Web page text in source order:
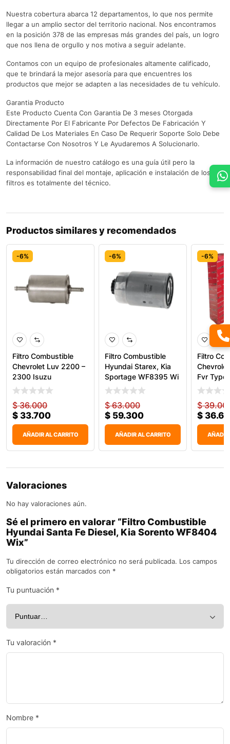
Nuestra cobertura abarca 12 departamentos, lo que nos permite
llegar a un amplio sector del territorio nacional. Nos encontramos
en la posición 378 de las empresas más grandes del país, un logro
que nos llena de orgullo y nos motiva a seguir adelante.
Contamos con un equipo de profesionales altamente calificado,
que te brindará la mejor asesoría para que encuentres los
productos que mejor se adapten a las necesidades de tu vehículo.
Garantia Producto
Este Producto Cuenta Con Garantia De 3 meses Otorgada
Directamente Por El Fabricante Por Defectos De Fabricación Y
Calidad De Los Materiales En Caso De Requerir Soporte Solo Debe
Contactarse Con Nosotros Y Le Ayudaremos A Solucionarlo.
La información de nuestro catálogo es una guía útil pero la
responsabilidad final del montaje, aplicación e instalación de los
filtros es totalmente del técnico.
Productos similares y recomendados
-6%
Filtro Combustible
Chevrolet Luv 2200 –
2300 Isuzu
$36.000
$ 33.700
AÑADIR AL CARRITO
-6%
Filtro Combustible
Hyundai Starex, Kia
Sportage WF8395 Wi
$63.000
$ 59.300
AÑADIR AL CARRITO
-6%
Filtro
Fvr Typer
$
$
AÑADIR
Valoraciones
No hay valoraciones aún.
Sé el primero en valorar “Filtro Combustible
Hyundai Santa Fe Diesel, Kia Sorento WF8404
Wix”
Tu dirección de correo electrónico no será publicada. Los campos
obligatorios están marcados con *
Tu puntuación *
Tu valoración *
Nombre *